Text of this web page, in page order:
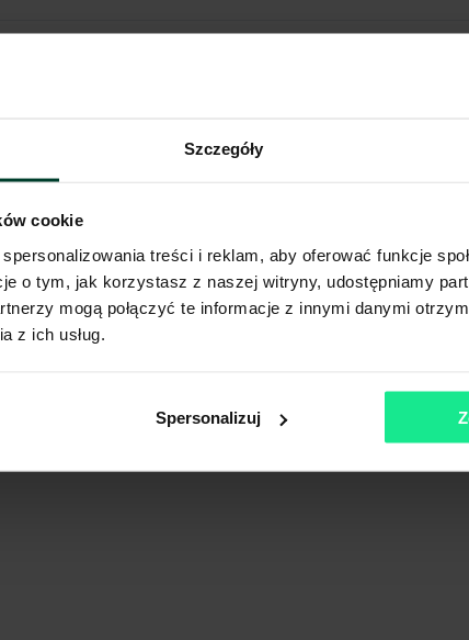
Szczegóły
cookie
treści i reklam, aby oferować funkcje
o tym, jak korzystasz z naszej witryny, udostępniamy
mogą połączyć te informacje z innymi danymi
z ich usług.
Spersonalizuj